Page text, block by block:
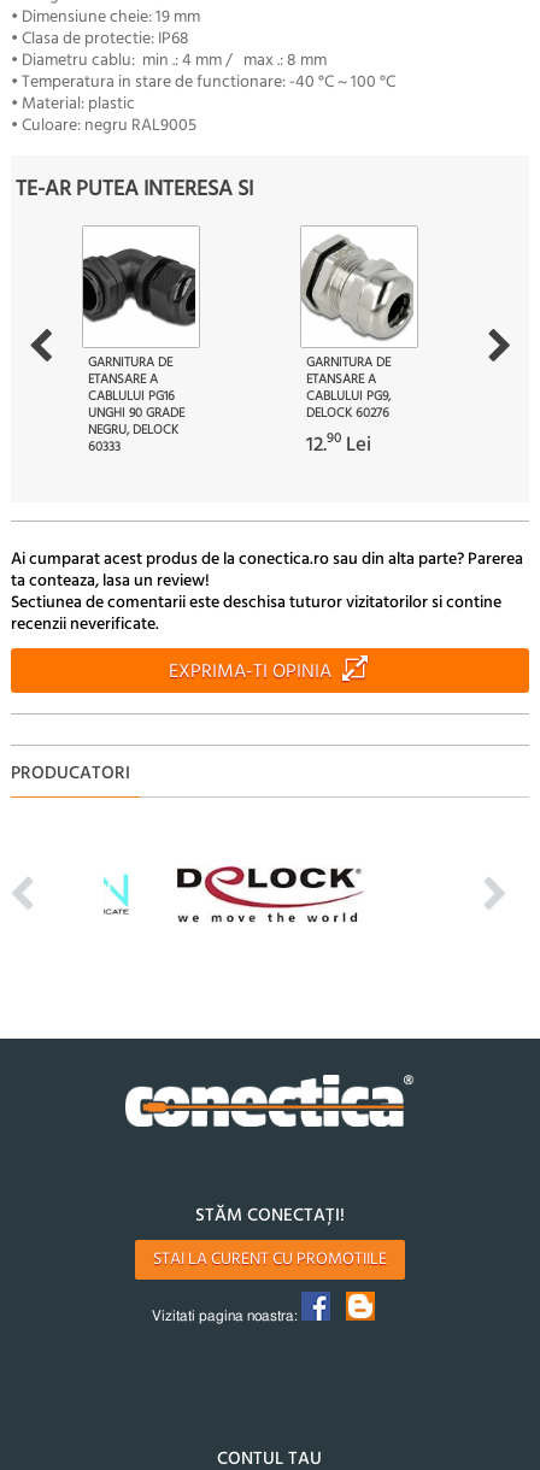
• Dimensiune cheie: 19 mm
• Clasa de protectie: IP68
• Diametru cablu: min .: 4 mm / max .: 8 mm
• Temperatura in stare de functionare: -40 °C ~ 100 °C
• Material: plastic
• Culoare: negru RAL9005
TE-AR PUTEA INTERESA SI
GARNITURA DE
ETANSARE A
CABLULUI PG16
UNGHI 90 GRADE
NEGRU, DELOCK
60333
GARNITURA DE
ETANSARE A
CABLULUI PG9,
DELOCK 60276
12.90 Lei
Ai cumparat acest produs de la conectica.ro sau din alta parte? Parerea
ta conteaza, lasa un review!
Sectiunea de comentarii este deschisa tuturor vizitatorilor si contine
recenzii neverificate.
EXPRIMA-TI OPINIA
PRODUCATORI
STĂM CONECTAȚI!
STAI LA CURENT CU PROMOTIILE
Vizitati pagina noastra:
CONTUL TAU